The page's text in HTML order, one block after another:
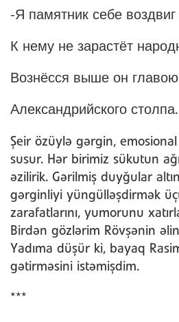
-Я памятник себе
К нему не зарастёт
Вознёсся выше он
Александрийского столпа.
Şeir özüylə gərgin,
susur. Hər birimiz sükutun
əzilirik. Gərilmiş duyğular
gərginliyi yüngülləşdirmək
zarafatlarını, yumorunu
Birdən gözlərim Rövşənin
Yadıma düşür ki, bayaq
gətirməsini istəmişdim.
***